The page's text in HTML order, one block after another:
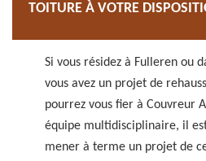
TOITURE À VOTRE
Si vous résidez à Fulleren ou
vous avez un projet de
pourrez vous fier à Couvreur
équipe multidisciplinaire, il
mener à terme un projet de